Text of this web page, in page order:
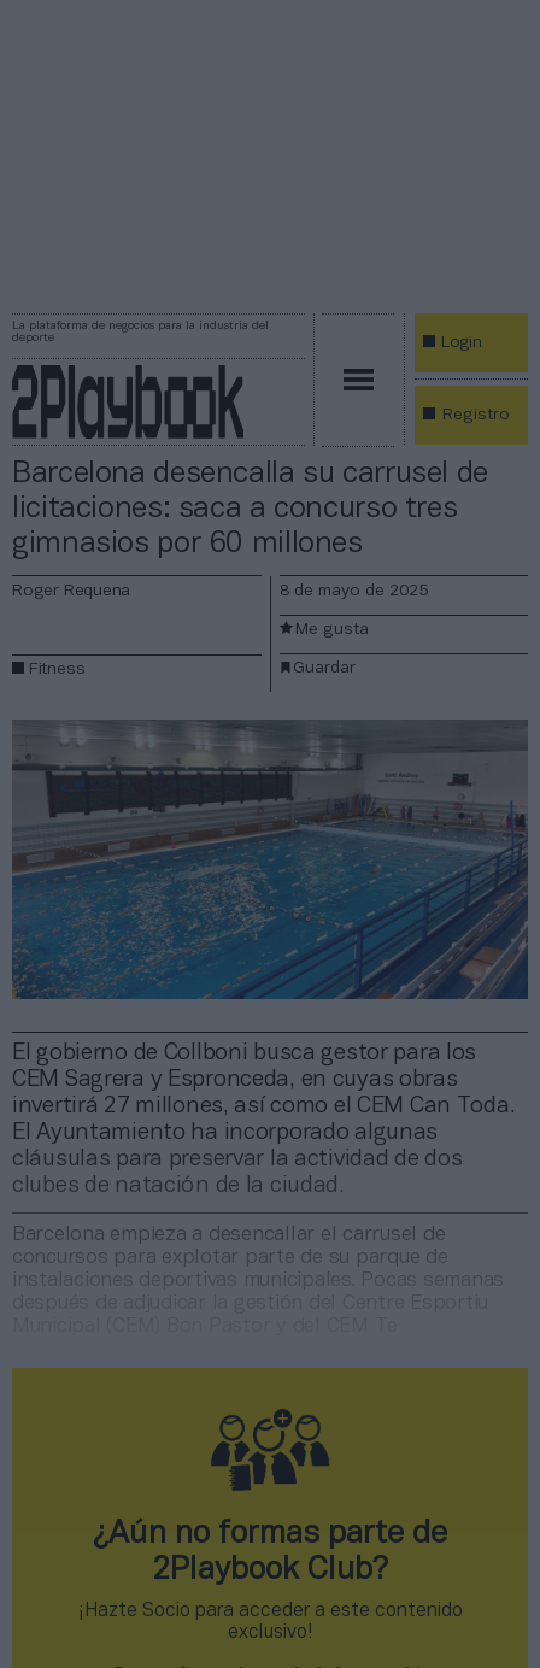
La plataforma de negocios para la industria del
deporte
Login
Registro
Barcelona desencalla su carrusel de
licitaciones: saca a concurso tres
gimnasios por 60 millones
El gobierno de Collboni busca gestor para los
CEM Sagrera y Espronceda, en cuyas obras
invertirá 27 millones, así como el CEM Can Toda.
El Ayuntamiento ha incorporado algunas
cláusulas para preservar la actividad de dos
clubes de natación de la ciudad.
Roger Requena
Fitness
8 de mayo de 2025
Guardar
Me gusta
Barcelona empieza a desencallar el carrusel de
concursos para explotar parte de su parque de
instalaciones deportivas municipales. Pocas semanas
¿Aún no formas parte de
2Playbook Club?
¡Hazte Socio para acceder a este contenido
exclusivo!